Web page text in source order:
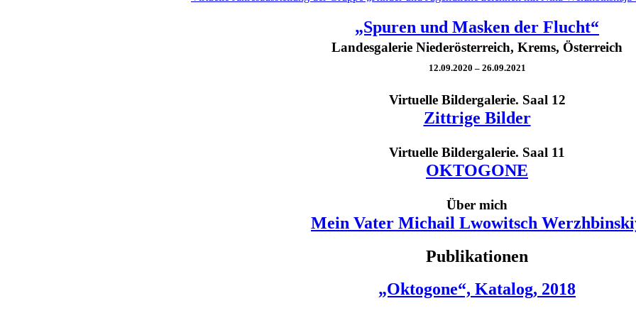
„Spuren und Masken der Flucht“
Landesgalerie Niederösterreich, Krems, Österreich
12.09.2020 – 26.09.2021
Virtuelle Bildergalerie. Saal 12
Zittrige Bilder
Virtuelle Bildergalerie. Saal 11
OKTOGONE
Über mich
Mein Vater Michail Lwowitsch
Publikationen
„Oktogone“, Katalog, 2018